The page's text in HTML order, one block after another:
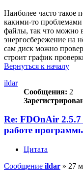
Наиболее часто такое
какими-то
файлы, так что можно
энергосбережение на
сам диск можно
строит график
Вернуться к началу
ildar
Сообщения: 2
Re: FDOnAir
работе
Цитата
Сообщение ildar » 27